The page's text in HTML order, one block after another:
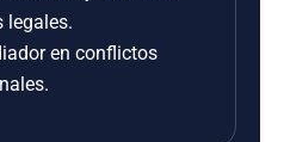
legales.
en conflictos